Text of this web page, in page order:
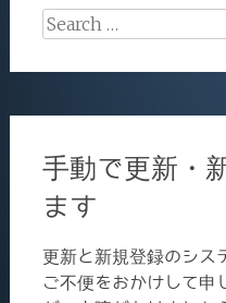
Search
手動で更新・
ます
更新と新規登録のシス
ご不便をおかけして申